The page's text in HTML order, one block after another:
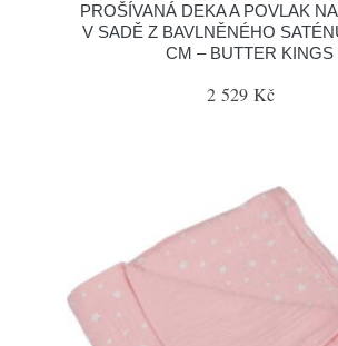
PROŠÍVANÁ DEKA A POVLAK
V SADĚ Z BAVLNĚNÉHO
CM – BUTTER KINGS
2 529 Kč